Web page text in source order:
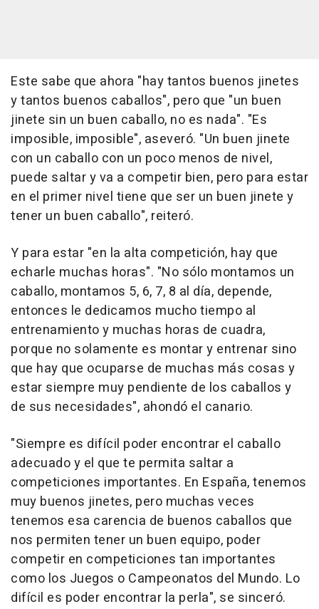
Este sabe que ahora "hay tantos buenos jinetes
y tantos buenos caballos", pero que "un buen
jinete sin un buen caballo, no es nada". "Es
imposible, imposible", aseveró. "Un buen jinete
con un caballo con un poco menos de nivel,
puede saltar y va a competir bien, pero para estar
en el primer nivel tiene que ser un buen jinete y
tener un buen caballo", reiteró.
Y para estar "en la alta competición, hay que
echarle muchas horas". "No sólo montamos un
caballo, montamos 5, 6, 7, 8 al día, depende,
entonces le dedicamos mucho tiempo al
entrenamiento y muchas horas de cuadra,
porque no solamente es montar y entrenar sino
que hay que ocuparse de muchas más cosas y
estar siempre muy pendiente de los caballos y
de sus necesidades", ahondó el canario.
"Siempre es difícil poder encontrar el caballo
adecuado y el que te permita saltar a
competiciones importantes. En España, tenemos
muy buenos jinetes, pero muchas veces
tenemos esa carencia de buenos caballos que
nos permiten tener un buen equipo, poder
competir en competiciones tan importantes
como los Juegos o Campeonatos del Mundo. Lo
difícil es poder encontrar la perla", se sinceró.